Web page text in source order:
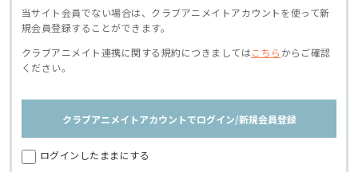
当サイト会員でない場合は、クラブアニメイトアカウントを使って新
規会員登録することができます。
クラブアニメイト連携に関する規約につきましてはこちら からご確認
ください。
クラブアニメイトアカウントでログイン/新規会員登録
ログインしたままにする